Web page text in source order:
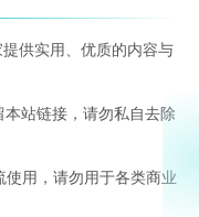
供实用、优质的内容与
站链接，请勿私自去除
使用，请勿用于各类商业